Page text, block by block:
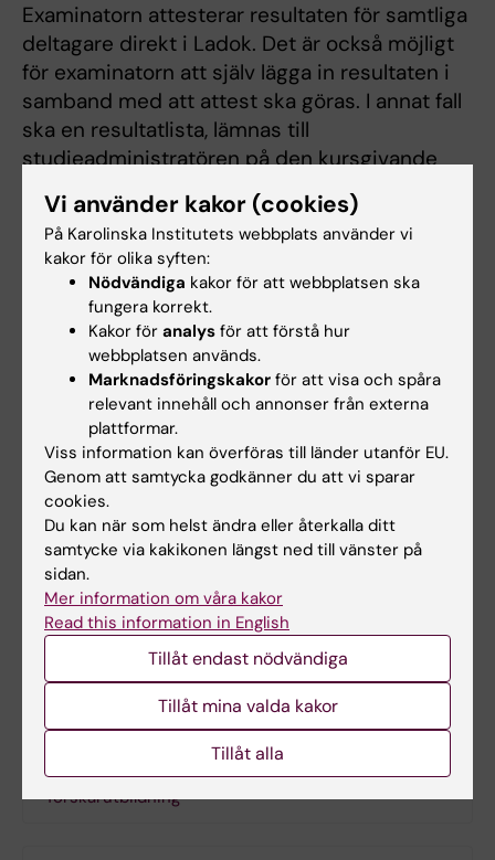
Examinatorn attesterar resultaten för samtliga
deltagare direkt i Ladok. Det är också möjligt
för examinatorn att själv lägga in resultaten i
samband med att attest ska göras. I annat fall
ska en resultatlista, lämnas till
studieadministratören på den kursgivande
institutionen som underlag, lämpligen inom 14
dagar efter avslutad kurs.
Läs mer omExamination av
forskarutbildningskurs.
Studieintyg
Studieintyg skriver doktoranden själv ut via
Ladoks studentgränssnitt
certifikat eller intyg ska utfärdas, för att
undvika risken för dubbelregistrering av
poäng.
Länkar
Manualer och anvisningar för Ladok
Kontakt studierektorer och administratörer för
forskarutbildning
Vi använder kakor (cookies)
På Karolinska Institutets webbplats använder vi
kakor för olika syften:
Nödvändiga kakor för att webbplatsen ska
fungera korrekt.
Kakor för analys för att förstå hur
webbplatsen används.
Marknadsföringskakor för att visa och spåra
relevant innehåll och annonser från externa
plattformar.
Viss information kan överföras till länder utanför EU.
Genom att samtycka godkänner du att vi sparar
cookies.
Du kan när som helst ändra eller återkalla ditt
samtycke via kakikonen längst ned till vänster på
sidan.
Mer information om våra kakor
Read this information in English
Tillåt endast nödvändiga
Tillåt mina valda kakor
Tillåt alla